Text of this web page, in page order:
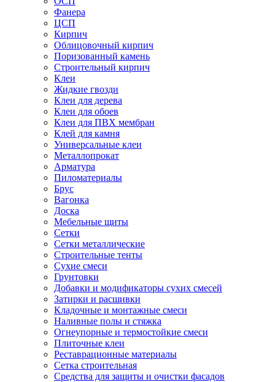
Фанера
ЦСП
Кирпич
Облицовочный кирпич
Поризованный камень
Строительный кирпич
Клеи
Жидкие гвозди
Клеи для дерева
Клеи для обоев
Клеи для ПВХ мембран
Клей для камня
Универсальные клеи
Металлопрокат
Арматура
Пиломатериалы
Брус
Вагонка
Доска
Мебельные щиты
Сетки
Сетки металлические
Строительные тенты
Сухие смеси
Грунтовки
Добавки и модификаторы сухих смесей
Затирки и расшивки
Кладочные и монтажные смеси
Наливные полы и стяжка
Огнеупорные и термостойкие смеси
Плиточные клеи
Реставрационные материалы
Сетка строительная
Средства для защиты и очистки фасадов